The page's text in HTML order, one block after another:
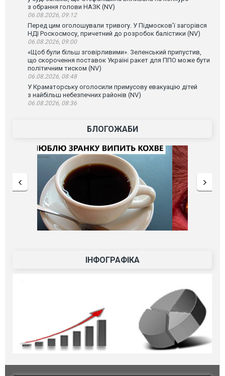
з обрання голови НАЗК (NV)
06.08.2026, 09:12
Перед цим оголошували тривогу. У Підмосков'ї загорівся
НДІ Роскосмосу, причетний до розробок балістики (NV)
06.08.2026, 09:00
«Щоб були більш зговірливими». Зеленський припустив,
що скорочення поставок Україні ракет для ППО може бути
політичним тиском (NV)
06.08.2026, 08:48
У Краматорську оголосили примусову евакуацію дітей
з найбільш небезпечних районів (NV)
06.08.2026, 08:36
БЛОГОЖАБИ
ІНФОГРАФІКА